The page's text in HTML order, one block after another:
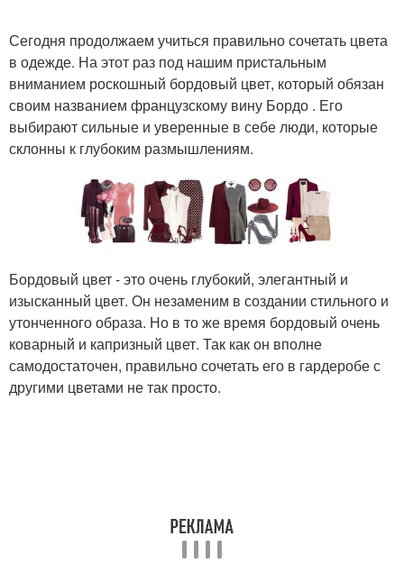
Сегодня продолжаем учиться правильно сочетать цвета
в одежде. На этот раз под нашим пристальным
вниманием роскошный бордовый цвет, который обязан
своим названием французскому вину Бордо . Его
выбирают сильные и уверенные в себе люди, которые
склонны к глубоким размышлениям.
Бордовый цвет - это очень глубокий, элегантный и
изысканный цвет. Он незаменим в создании стильного и
утонченного образа. Но в то же время бордовый очень
коварный и капризный цвет. Так как он вполне
самодостаточен, правильно сочетать его в гардеробе с
другими цветами не так просто.